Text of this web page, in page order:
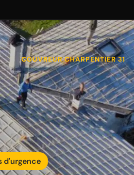
COUVREUR CHARPENTIER 31
d'urgence